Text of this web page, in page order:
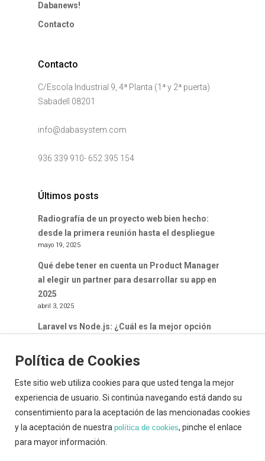
Dabanews!
Contacto
Contacto
C/Escola Industrial 9, 4ª Planta (1ª y 2ª puerta)
Sabadell 08201
info@dabasystem.com
936 339 910- 652 395 154
Últimos posts
Radiografía de un proyecto web bien hecho:
desde la primera reunión hasta el despliegue
mayo 19, 2025
Qué debe tener en cuenta un Product Manager
al elegir un partner para desarrollar su app en
2025
abril 3, 2025
Laravel vs Node.js: ¿Cuál es la mejor opción
© 2026 Dabasystem. Política de cookies | Aviso
legal
Política de Cookies
Este sitio web utiliza cookies para que usted tenga la mejor
experiencia de usuario. Si continúa navegando está dando su
consentimiento para la aceptación de las mencionadas cookies
y la aceptación de nuestra política de cookies, pinche el enlace
para mayor información.